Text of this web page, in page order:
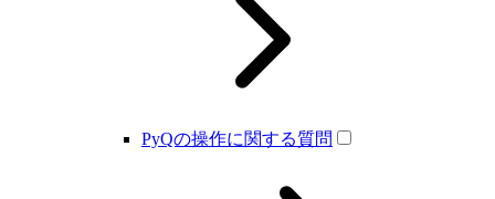
PyQの操作に関する質問